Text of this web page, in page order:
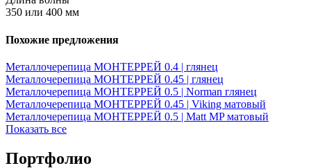
350 или 400 мм
Похожие предложения
Металлочерепица МОНТЕРРЕЙ 0.4 | глянец
Металлочерепица МОНТЕРРЕЙ 0.45 | глянец
Металлочерепица МОНТЕРРЕЙ 0.5 | Norman глянец
Металлочерепица МОНТЕРРЕЙ 0.45 | Viking матовый
Металлочерепица МОНТЕРРЕЙ 0.5 | Matt MP матовый
Показать все
Портфолио